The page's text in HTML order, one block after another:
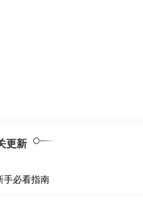
更新
手必看指南